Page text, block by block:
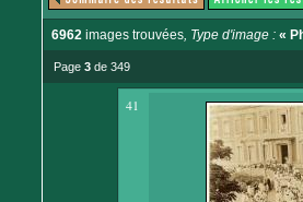
6962 images trouvées, Type d'image : «
Page 3 de 349
41